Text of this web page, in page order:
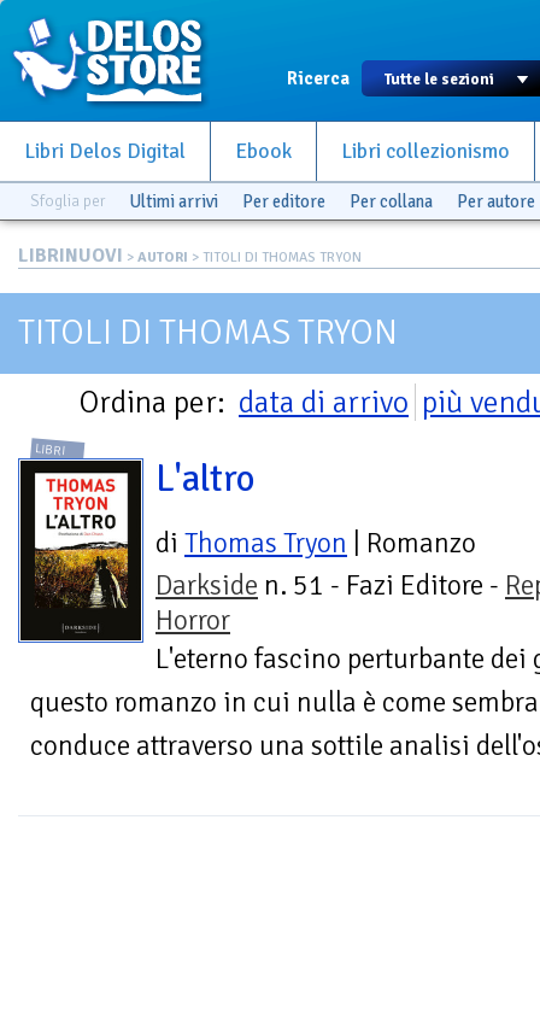
Ricerca
Libri Delos Digital Ebook Libri collezionismo
Sfoglia per Ultimi arrivi Per editore Per collana Per autore
LIBRINUOVI > AUTORI > TITOLI DI THOMAS TRYON
TITOLI DI THOMAS TRYON
Ordina per: data di arrivo più
LIBRI
L'altro
di Thomas Tryon | Romanzo
Darkside n. 51 - Fazi Editore -
Horror
L'eterno fascino perturbante
questo romanzo in cui nulla è come
conduce attraverso una sottile analisi